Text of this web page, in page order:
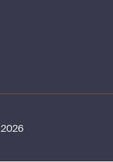
2026 © دايركت للسفر والسياحة